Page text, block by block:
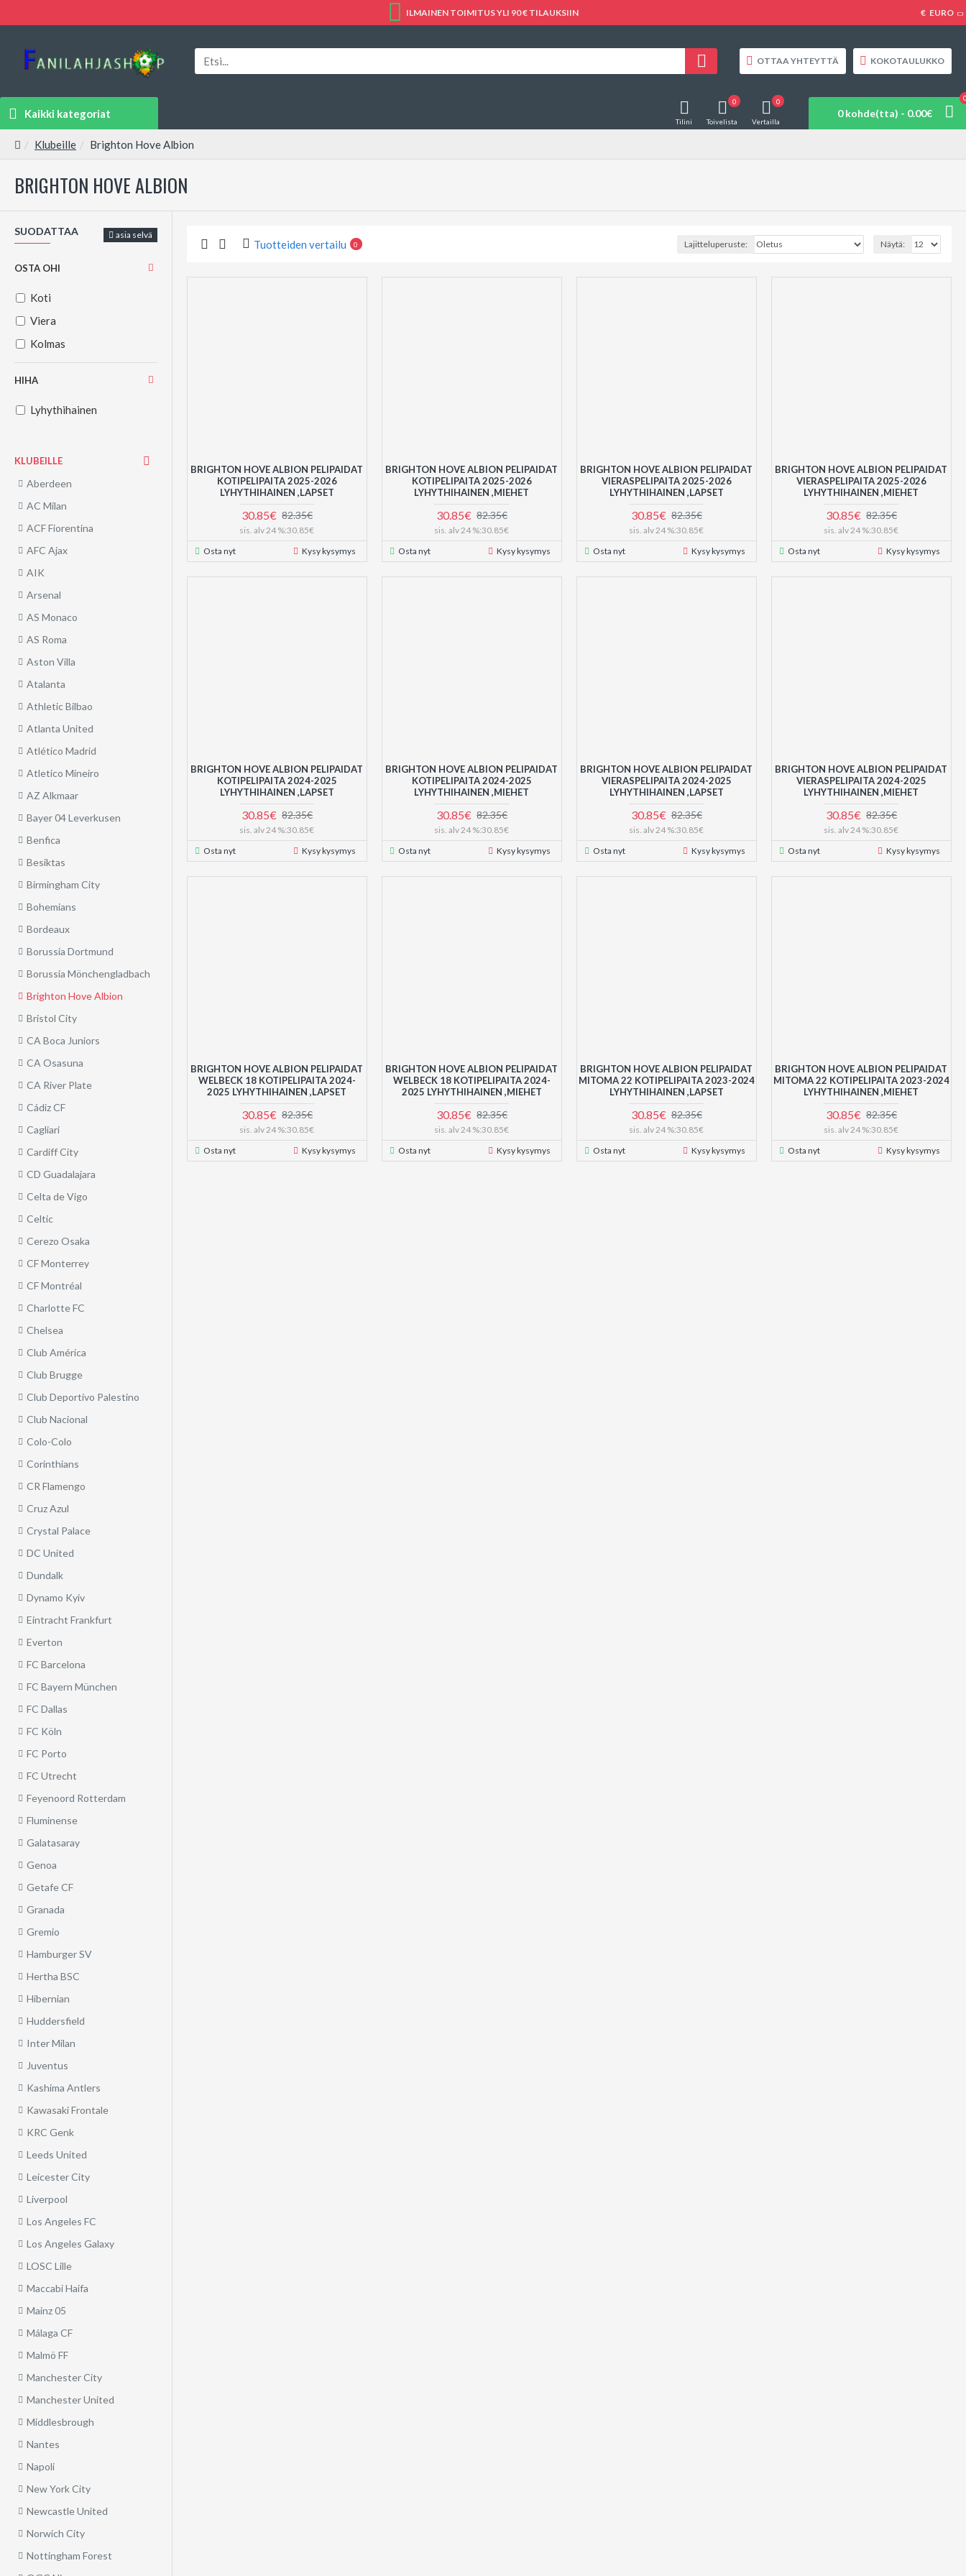
ILMAINEN TOIMITUS YLI 90 € TILAUKSIIN € EURO
OTTAA YHTEYTTÄ KOKOTAULUKKO
Kaikki kategoriat
Tilini Toivelista
0
Vertailla
0
0 kohde(tta) - 0.00€
Klubeille Brighton Hove Albion
BRIGHTON HOVE ALBION
SUODATTAA asia selvä
OSTA OHI
Koti
Viera
Kolmas
HIHA
Lyhythihainen
KLUBEILLE
Aberdeen
AC Milan
ACF Fiorentina
AFC Ajax
AIK
Arsenal
AS Monaco
AS Roma
Aston Villa
Atalanta
Athletic Bilbao
Atlanta United
Atlético Madrid
Atletico Mineiro
AZ Alkmaar
Bayer 04 Leverkusen
Benfica
Besiktas
Birmingham City
Bohemians
Bordeaux
Borussia Dortmund
Borussia Mönchengladbach
Brighton Hove Albion
Bristol City
CA Boca Juniors
CA Osasuna
CA River Plate
Cádiz CF
Cagliari
Cardiff City
CD Guadalajara
Celta de Vigo
Celtic
Cerezo Osaka
CF Monterrey
CF Montréal
Charlotte FC
Chelsea
Club América
Club Brugge
Club Deportivo Palestino
Club Nacional
Colo-Colo
Corinthians
CR Flamengo
Cruz Azul
Crystal Palace
DC United
Dundalk
Dynamo Kyiv
Eintracht Frankfurt
Everton
FC Barcelona
FC Bayern München
FC Dallas
FC Köln
FC Porto
FC Utrecht
Feyenoord Rotterdam
Fluminense
Galatasaray
Genoa
Getafe CF
Granada
Gremio
Hamburger SV
Hertha BSC
Hibernian
Huddersfield
Inter Milan
Juventus
Kashima Antlers
Kawasaki Frontale
KRC Genk
Leeds United
Leicester City
Liverpool
Los Angeles FC
Los Angeles Galaxy
LOSC Lille
Maccabi Haifa
Mainz 05
Málaga CF
Malmö FF
Manchester City
Manchester United
Middlesbrough
Nantes
Napoli
New York City
Newcastle United
Norwich City
Nottingham Forest
Tuotteiden vertailu 0 Lajitteluperuste: Näytä:
BRIGHTON HOVE ALBION PELIPAIDAT
KOTIPELIPAITA 2025-2026
LYHYTHIHAINEN ,LAPSET
30.85€ 82.35€
sis. alv 24 %:30.85€
Osta nyt
Kysy kysymys
BRIGHTON HOVE ALBION PELIPAIDAT
KOTIPELIPAITA 2025-2026
LYHYTHIHAINEN ,MIEHET
30.85€ 82.35€
sis. alv 24 %:30.85€
Osta nyt
Kysy kysymys
BRIGHTON HOVE ALBION PELIPAIDAT
VIERASPELIPAITA 2025-2026
LYHYTHIHAINEN ,LAPSET
30.85€ 82.35€
sis. alv 24 %:30.85€
Osta nyt
Kysy kysymys
BRIGHTON HOVE ALBION PELIPAIDAT
VIERASPELIPAITA 2025-2026
LYHYTHIHAINEN ,MIEHET
30.85€ 82.35€
sis. alv 24 %:30.85€
Osta nyt
Kysy kysymys
BRIGHTON HOVE ALBION PELIPAIDAT
KOTIPELIPAITA 2024-2025
LYHYTHIHAINEN ,LAPSET
30.85€ 82.35€
sis. alv 24 %:30.85€
Osta nyt
Kysy kysymys
BRIGHTON HOVE ALBION PELIPAIDAT
KOTIPELIPAITA 2024-2025
LYHYTHIHAINEN ,MIEHET
30.85€ 82.35€
sis. alv 24 %:30.85€
Osta nyt
Kysy kysymys
BRIGHTON HOVE ALBION PELIPAIDAT
VIERASPELIPAITA 2024-2025
LYHYTHIHAINEN ,LAPSET
30.85€ 82.35€
sis. alv 24 %:30.85€
Osta nyt
Kysy kysymys
BRIGHTON HOVE ALBION PELIPAIDAT
VIERASPELIPAITA 2024-2025
LYHYTHIHAINEN ,MIEHET
30.85€ 82.35€
sis. alv 24 %:30.85€
Osta nyt
Kysy kysymys
BRIGHTON HOVE ALBION PELIPAIDAT
WELBECK 18 KOTIPELIPAITA 2024-
2025 LYHYTHIHAINEN ,LAPSET
30.85€ 82.35€
sis. alv 24 %:30.85€
Osta nyt
Kysy kysymys
BRIGHTON HOVE ALBION PELIPAIDAT
WELBECK 18 KOTIPELIPAITA 2024-
2025 LYHYTHIHAINEN ,MIEHET
30.85€ 82.35€
sis. alv 24 %:30.85€
Osta nyt
Kysy kysymys
BRIGHTON HOVE ALBION PELIPAIDAT
MITOMA 22 KOTIPELIPAITA 2023-2024
LYHYTHIHAINEN ,LAPSET
30.85€ 82.35€
sis. alv 24 %:30.85€
Osta nyt
Kysy kysymys
BRIGHTON HOVE ALBION PELIPAIDAT
MITOMA 22 KOTIPELIPAITA 2023-2024
LYHYTHIHAINEN ,MIEHET
30.85€ 82.35€
sis. alv 24 %:30.85€
Osta nyt
Kysy kysymys